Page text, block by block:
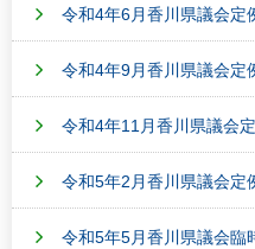
令和4年6月香川県議会
令和4年9月香川県議会
令和4年11月香川県議会
令和5年2月香川県議会
令和5年5月香川県議会臨